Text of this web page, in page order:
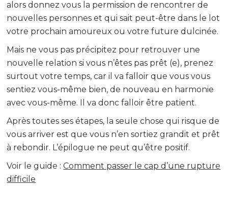
alors donnez vous la permission de rencontrer de
nouvelles personnes et qui sait peut-être dans le lot
votre prochain amoureux ou votre future dulcinée.
Mais ne vous pas précipitez pour retrouver une
nouvelle relation si vous n’êtes pas prêt (e), prenez
surtout votre temps, car il va falloir que vous vous
sentiez vous-même bien, de nouveau en harmonie
avec vous-même. Il va donc falloir être patient.
Après toutes ses étapes, la seule chose qui risque de
vous arriver est que vous n’en sortiez grandit et prêt
à rebondir. L’épilogue ne peut qu’être positif.
Voir le guide :Comment passer le cap d’une rupture
difficile